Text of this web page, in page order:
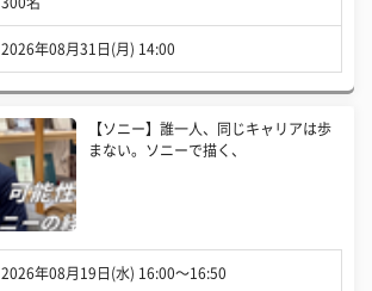
2026年08月31日(月) 14:00
【ソニー】誰一人、同じキャリアは歩
まない。ソニーで描く、
2026年08月19日(水) 16:00〜16:50